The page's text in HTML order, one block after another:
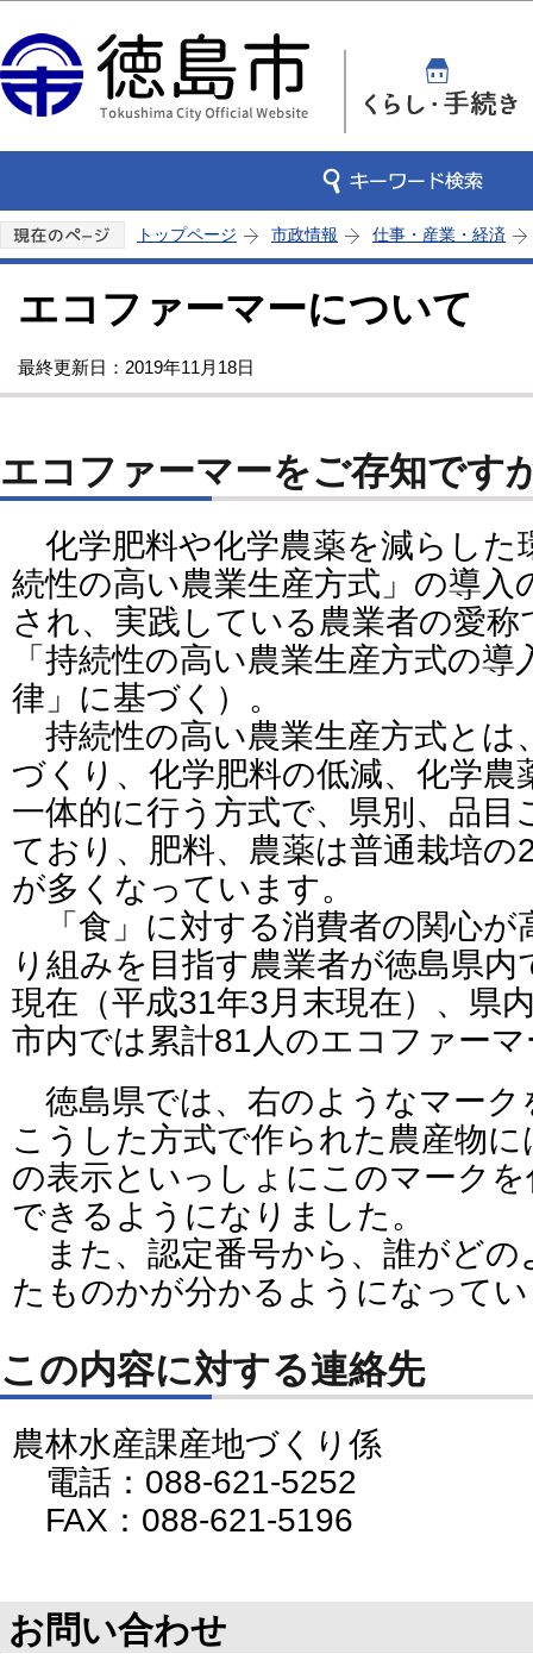
トップページ 市政情報 仕事・産業・経済
エコファーマーについて
最終更新日：2019年11月18日
エコファーマーをご存知です
化学肥料や化学農薬を減らした
続性の高い農業生産方式」の導入
され、実践している農業者の愛
「持続性の高い農業生産方式の
律」に基づく）。
持続性の高い農業生産方式とは
づくり、化学肥料の低減、化学農
一体的に行う方式で、県別、品
ており、肥料、農薬は普通栽培
が多くなっています。
「食」に対する消費者の関心が
り組みを目指す農業者が徳島県
現在（平成31年3月末現在）、県
市内では累計81人のエコファー
徳島県では、右のようなマーク
こうした方式で作られた農産物に
の表示といっしょにこのマーク
できるようになりました。
また、認定番号から、誰がどの
たものかが分かるようになって
この内容に対する連絡先
農林水産課産地づくり係
電話：088-621-5252
FAX：088-621-5196
お問い合わせ